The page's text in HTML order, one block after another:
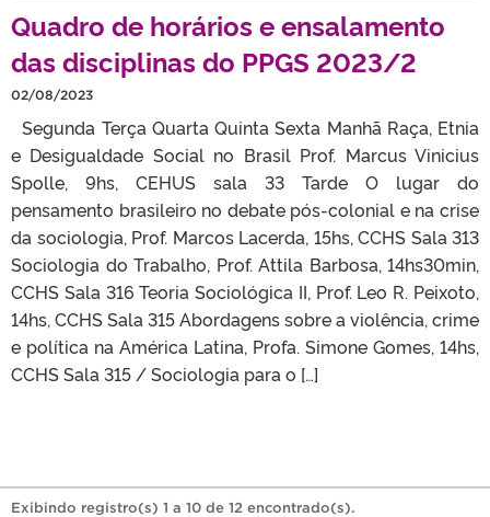
Quadro de horários e ensalamento
das disciplinas do PPGS 2023/2
02/08/2023
Segunda Terça Quarta Quinta Sexta Manhã Raça, Etnia
e Desigualdade Social no Brasil Prof. Marcus Vinicius
Spolle, 9hs, CEHUS sala 33 Tarde O lugar do
pensamento brasileiro no debate pós-colonial e na crise
da sociologia, Prof. Marcos Lacerda, 15hs, CCHS Sala 313
Sociologia do Trabalho, Prof. Attila Barbosa, 14hs30min,
CCHS Sala 316 Teoria Sociológica II, Prof. Leo R. Peixoto,
14hs, CCHS Sala 315 Abordagens sobre a violência, crime
e política na América Latina, Profa. Simone Gomes, 14hs,
CCHS Sala 315 / Sociologia para o […]
Exibindo registro(s) 1 a 10 de 12 encontrado(s).